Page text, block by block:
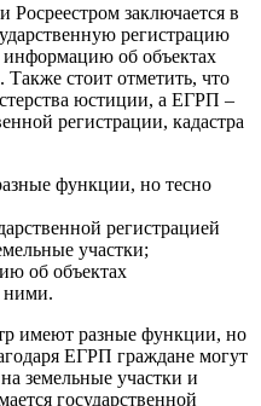
заключается в
регистрацию
об объектах
стоит отметить, что
юстиции, а ЕГРП –
регистрации, кадастра
функции, но тесно
регистрацией
участки;
об объектах
ними.
имеют разные функции, но
ЕГРП граждане могут
земельные участки и
государственной